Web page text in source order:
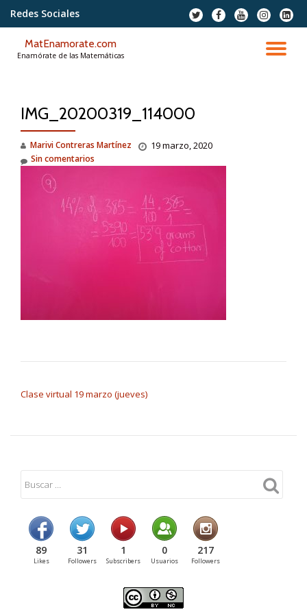
contenido
Redes Sociales
fa-
twitter
fa-
facebook
fa-
youtube
fa-
instagram
fa-
MatEnamorate.com
Enamórate de las Matemáticas
IMG_20200319_114000
Marivi Contreras Martínez 19 marzo, 2020
Sin comentarios
Clase virtual 19 marzo (jueves)
89
Likes
31
Followers
1
Subscribers
0
Usuarios
217
Followers